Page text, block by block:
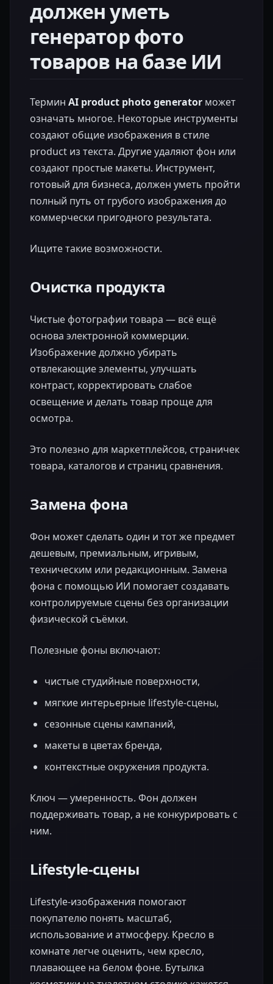
должен уметь
генератор фото
товаров на базе ИИ
Термин AI product photo generator может
означать многое. Некоторые инструменты
создают общие изображения в стиле
product из текста. Другие удаляют фон или
создают простые макеты. Инструмент,
готовый для бизнеса, должен уметь пройти
полный путь от грубого изображения до
коммерчески пригодного результата.
Ищите такие возможности.
Очистка продукта
Чистые фотографии товара — всё ещё
основа электронной коммерции.
Изображение должно убирать
отвлекающие элементы, улучшать
контраст, корректировать слабое
освещение и делать товар проще для
осмотра.
Это полезно для маркетплейсов, страничек
товара, каталогов и страниц сравнения.
Замена фона
Фон может сделать один и тот же предмет
дешевым, премиальным, игривым,
техническим или редакционным. Замена
фона с помощью ИИ помогает создавать
контролируемые сцены без организации
физической съёмки.
Полезные фоны включают:
чистые студийные поверхности,
мягкие интерьерные lifestyle-сцены,
сезонные сцены кампаний,
макеты в цветах бренда,
контекстные окружения продукта.
Ключ — умеренность. Фон должен
поддерживать товар, а не конкурировать с
ним.
Lifestyle-сцены
Lifestyle-изображения помогают
покупателю понять масштаб,
использование и атмосферу. Кресло в
комнате легче оценить, чем кресло,
плавающее на белом фоне. Бутылка